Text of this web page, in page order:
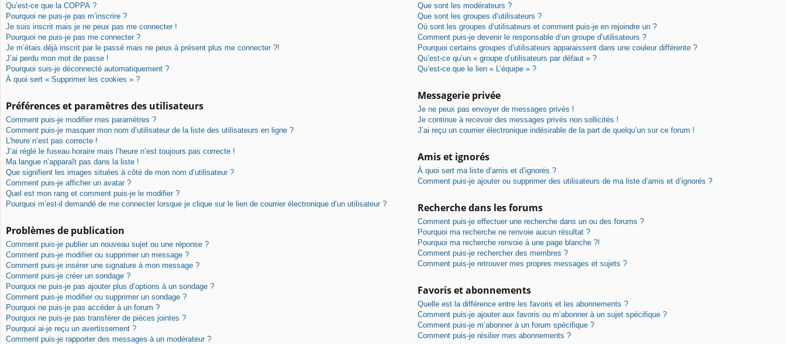
Qu’est-ce que la COPPA ?
Pourquoi ne puis-je pas m’inscrire ?
Je suis inscrit mais je ne peux pas me connecter !
Pourquoi ne puis-je pas me connecter ?
Je m’étais déjà inscrit par le passé mais ne peux à présent plus me connecter ?!
J’ai perdu mon mot de passe !
Pourquoi suis-je déconnecté automatiquement ?
À quoi sert « Supprimer les cookies » ?
Préférences et paramètres des utilisateurs
Comment puis-je modifier mes paramètres ?
Comment puis-je masquer mon nom d’utilisateur de la liste des utilisateurs en ligne ?
L’heure n’est pas correcte !
J’ai réglé le fuseau horaire mais l’heure n’est toujours pas correcte !
Ma langue n’apparaît pas dans la liste !
Que signifient les images situées à côté de mon nom d’utilisateur ?
Comment puis-je afficher un avatar ?
Quel est mon rang et comment puis-je le modifier ?
Pourquoi m’est-il demandé de me connecter lorsque je clique sur le lien de courrier électronique d’un utilisateur ?
Problèmes de publication
Comment puis-je publier un nouveau sujet ou une réponse ?
Comment puis-je modifier ou supprimer un message ?
Comment puis-je insérer une signature à mon message ?
Comment puis-je créer un sondage ?
Pourquoi ne puis-je pas ajouter plus d’options à un sondage ?
Comment puis-je modifier ou supprimer un sondage ?
Pourquoi ne puis-je pas accéder à un forum ?
Pourquoi ne puis-je pas transférer de pièces jointes ?
Pourquoi ai-je reçu un avertissement ?
Comment puis-je rapporter des messages à un modérateur ?
Que sont les modérateurs ?
Que sont les groupes d’utilisateurs ?
Où sont les groupes d’utilisateurs et comment puis-je en rejoindre un ?
Comment puis-je devenir le responsable d’un groupe d’utilisateurs ?
Pourquoi certains groupes d’utilisateurs apparaissent dans une couleur différente ?
Qu’est-ce qu’un « groupe d’utilisateurs par défaut » ?
Qu’est-ce que le lien « L’équipe » ?
Messagerie privée
Je ne peux pas envoyer de messages privés !
Je continue à recevoir des messages privés non sollicités !
J’ai reçu un courrier électronique indésirable de la part de quelqu’un sur ce forum !
Amis et ignorés
À quoi sert ma liste d’amis et d’ignorés ?
Comment puis-je ajouter ou supprimer des utilisateurs de ma liste d’amis et d’ignorés ?
Recherche dans les forums
Comment puis-je effectuer une recherche dans un ou des forums ?
Pourquoi ma recherche ne renvoie aucun résultat ?
Pourquoi ma recherche renvoie à une page blanche ?!
Comment puis-je rechercher des membres ?
Comment puis-je retrouver mes propres messages et sujets ?
Favoris et abonnements
Quelle est la différence entre les favoris et les abonnements ?
Comment puis-je ajouter aux favoris ou m’abonner à un sujet spécifique ?
Comment puis-je m’abonner à un forum spécifique ?
Comment puis-je résilier mes abonnements ?